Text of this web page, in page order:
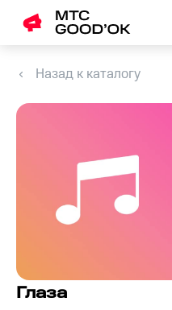
Назад к каталогу
Глаза